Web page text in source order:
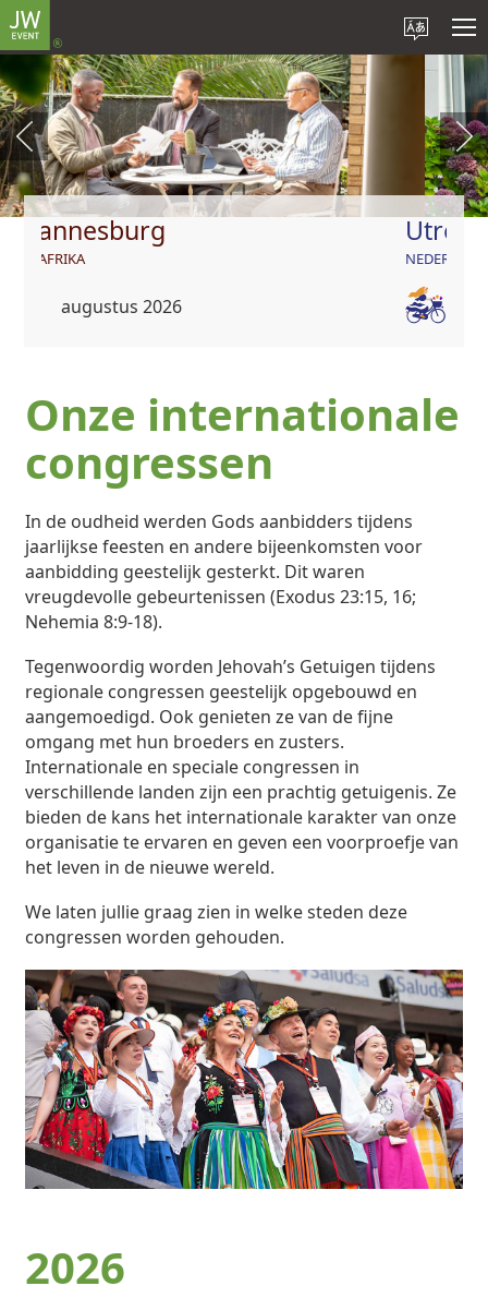
Utrecht
NEDERLAND
augustus 2026
Onze internationale
congressen
In de oudheid werden Gods aanbidders tijdens
jaarlijkse feesten en andere bijeenkomsten voor
aanbidding geestelijk gesterkt. Dit waren
vreugdevolle gebeurtenissen (Exodus 23:15, 16;
Nehemia 8:9-18).
Tegenwoordig worden Jehovah’s Getuigen tijdens
regionale congressen geestelijk opgebouwd en
aangemoedigd. Ook genieten ze van de fijne
omgang met hun broeders en zusters.
Internationale en speciale congressen in
verschillende landen zijn een prachtig getuigenis. Ze
bieden de kans het internationale karakter van onze
organisatie te ervaren en geven een voorproefje van
het leven in de nieuwe wereld.
We laten jullie graag zien in welke steden deze
congressen worden gehouden.
2026